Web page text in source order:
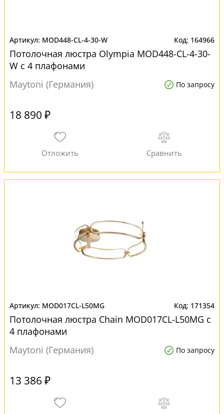
MOD448-CL-4-30-W 164966
Потолочная люстра Olympia MOD448-CL-4-30-
W с 4 плафонами
Maytoni (Германия)
По запросу
18 890 ₽
MOD017CL-L50MG 171354
Потолочная люстра Chain MOD017CL-L50MG с
4 плафонами
Maytoni (Германия)
По запросу
13 386 ₽